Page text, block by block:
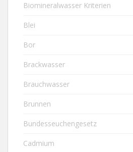
Biomineralwasser Kriterien
Blei
Bor
Brackwasser
Brauchwasser
Brunnen
Bundesseuchengesetz
Cadmium